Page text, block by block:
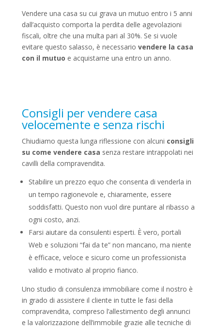
Vendere una casa su cui grava un mutuo entro i 5 anni
dall’acquisto comporta la perdita delle agevolazioni
fiscali, oltre che una multa pari al 30%. Se si vuole
evitare questo salasso, è necessario vendere la casa
con il mutuo e acquistarne una entro un anno.
Consigli per vendere casa
velocemente e senza rischi
Chiudiamo questa lunga riflessione con alcuni consigli
su come vendere casa senza restare intrappolati nei
cavilli della compravendita.
Stabilire un prezzo equo che consenta di venderla in
un tempo ragionevole e, chiaramente, essere
soddisfatti. Questo non vuol dire puntare al ribasso a
ogni costo, anzi.
Farsi aiutare da consulenti esperti. È vero, portali
Web e soluzioni “fai da te” non mancano, ma niente
è efficace, veloce e sicuro come un professionista
valido e motivato al proprio fianco.
Uno studio di consulenza immobiliare come il nostro è
in grado di assistere il cliente in tutte le fasi della
compravendita, compreso l’allestimento degli annunci
e la valorizzazione dell’immobile grazie alle tecniche di